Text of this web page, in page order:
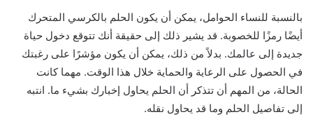
بالنسبة للنساء الحوامل، يمكن أن يكون الحلم بالكرسي المتحرك
أيضًا رمزًا للخصوبة. قد يشير ذلك إلى حقيقة أنك تتوقع دخول حياة
جديدة إلى عالمك. بدلاً من ذلك، يمكن أن يكون مؤشرًا على رغبتك
في الحصول على الرعاية والحماية خلال هذا الوقت. مهما كانت
الحالة، من المهم أن تتذكر أن الحلم يحاول إخبارك بشيء ما. انتبه
إلى تفاصيل الحلم وما قد يحاول نقله.